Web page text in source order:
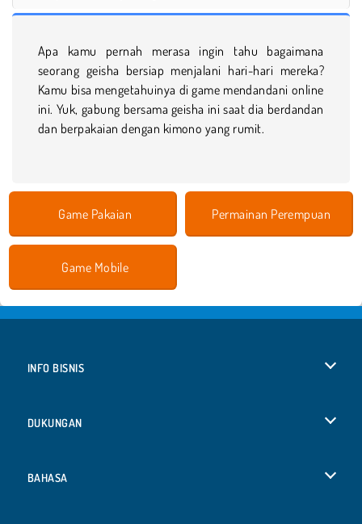
Apa kamu pernah merasa ingin tahu bagaimana
seorang geisha bersiap menjalani hari-hari mereka?
Kamu bisa mengetahuinya di game mendandani online
ini. Yuk, gabung bersama geisha ini saat dia berdandan
dan berpakaian dengan kimono yang rumit.
Game Pakaian Permainan Perempuan
Game Mobile
INFO BISNIS
DUKUNGAN
BAHASA